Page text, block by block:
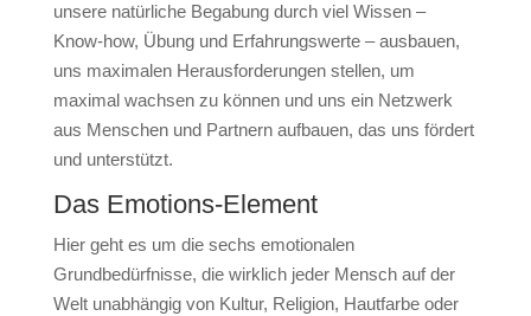
unsere natürliche Begabung durch viel Wissen –
Know-how, Übung und Erfahrungswerte – ausbauen,
uns maximalen Herausforderungen stellen, um
maximal wachsen zu können und uns ein Netzwerk
aus Menschen und Partnern aufbauen, das uns fördert
und unterstützt.
Das Emotions-Element
Hier geht es um die sechs emotionalen
Grundbedürfnisse, die wirklich jeder Mensch auf der
Welt unabhängig von Kultur, Religion, Hautfarbe oder